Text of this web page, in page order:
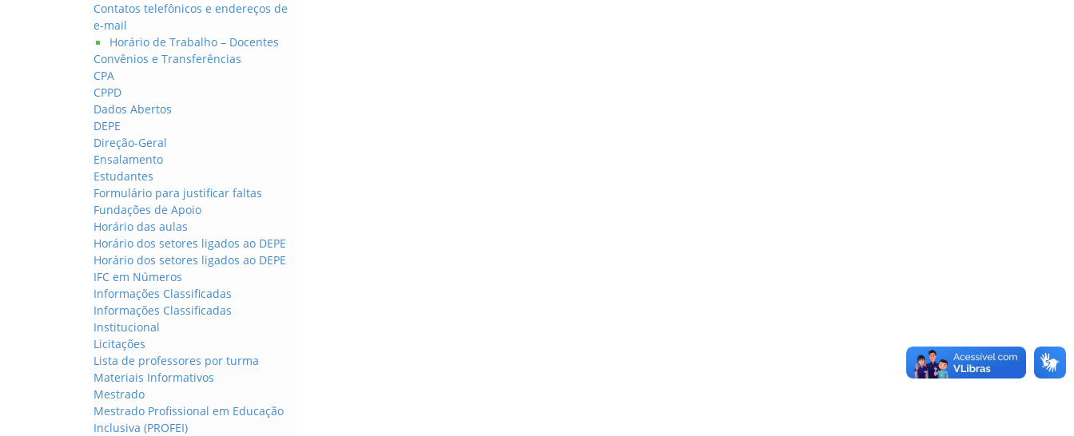
Contatos telefônicos e endereços de
e-mail
Horário de Trabalho – Docentes
Convênios e Transferências
CPA
CPPD
Dados Abertos
DEPE
Direção-Geral
Ensalamento
Estudantes
Formulário para justificar faltas
Fundações de Apoio
Horário das aulas
Horário dos setores ligados ao DEPE
Horário dos setores ligados ao DEPE
IFC em Números
Informações Classificadas
Informações Classificadas
Institucional
Licitações
Lista de professores por turma
Materiais Informativos
Mestrado
Mestrado Profissional em Educação
Inclusiva (PROFEI)